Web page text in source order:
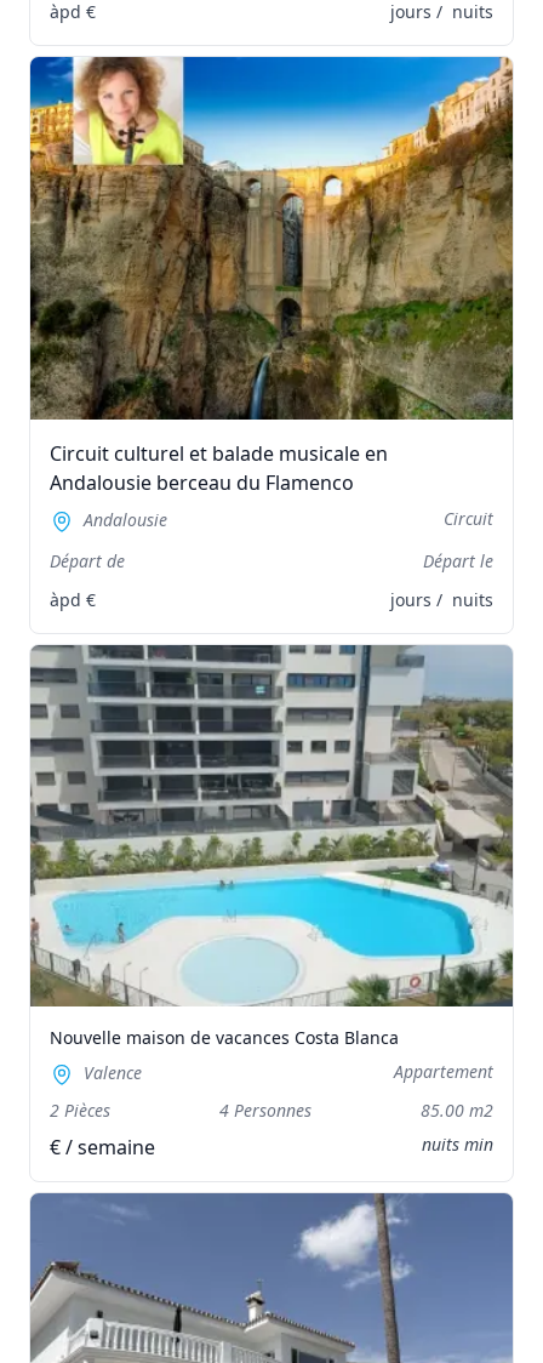
àpd € jours / nuits
Circuit culturel et balade musicale en
Andalousie berceau du Flamenco
Andalousie
Circuit
Départ de
Départ le
àpd € jours / nuits
Nouvelle maison de vacances Costa Blanca
Valence
Appartement
2 Pièces
4 Personnes 85.00 m2
€ / semaine nuits min